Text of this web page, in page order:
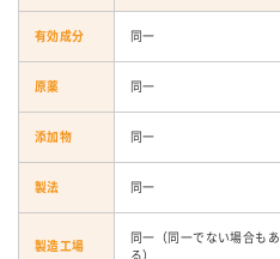
有効成分 同一
原薬 同一
添加物 同一
製法 同一
製造工場
同一（同一でない場合もあ
る）